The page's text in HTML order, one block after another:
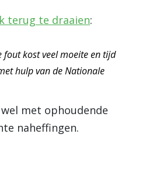
terug te draaien:
fout kost veel moeite en tijd
hulp van de Nationale
met ophoudende
naheffingen.